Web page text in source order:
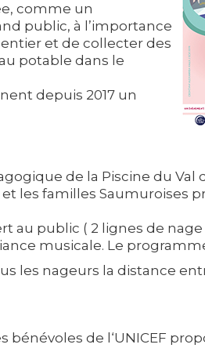
comme un
public, à l’importance
et de collecter des
potable dans le
depuis 2017 un
de la Piscine du
les familles Saumuroises
au public ( 2 lignes de
musicale. Le
les nageurs la distance
de l‘UNICEF